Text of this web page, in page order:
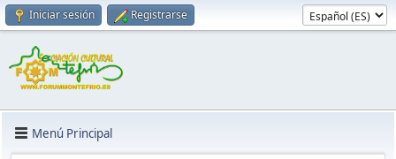
Iniciar sesión Registrarse
Menú Principal